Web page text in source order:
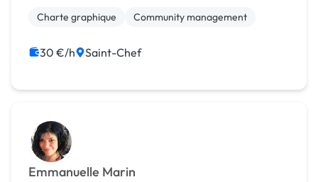
construire votre projet ensemble !
Charte graphique Community management
30 €/h Saint-Chef
Emmanuelle Marin